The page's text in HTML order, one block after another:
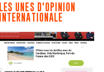
LES UNES D'OPINION
INTERNATIONALE